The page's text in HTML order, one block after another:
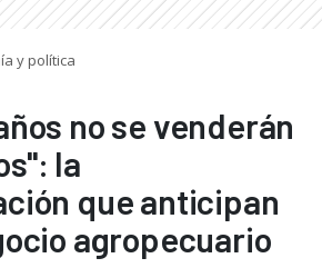
y política
no se venderán
la
que anticipan
agropecuario